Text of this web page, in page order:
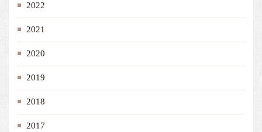
2022
2021
2020
2019
2018
2017